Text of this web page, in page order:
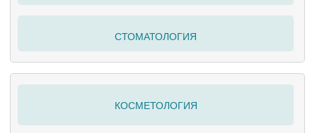
СТОМАТОЛОГИЯ
КОСМЕТОЛОГИЯ